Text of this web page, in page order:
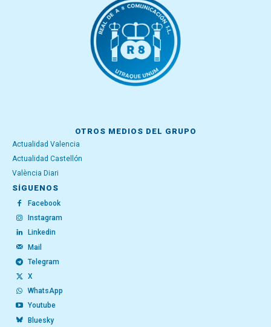
OTROS MEDIOS DEL GRUPO
Actualidad Valencia
Actualidad Castellón
València Diari
SÍGUENOS
Facebook
Instagram
Linkedin
Mail
Telegram
X
WhatsApp
Youtube
Bluesky